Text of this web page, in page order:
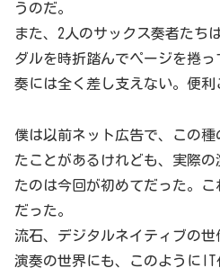
うのだ。
また、2人のサックス奏者たち
ダルを時折踏んでページを捲
奏には全く差し支えない。便利
僕は以前ネット広告で、この
たことがあるけれども、実際
たのは今回が初めてだった。
だった。
流石、デジタルネイティブの
演奏の世界にも、このようにIT